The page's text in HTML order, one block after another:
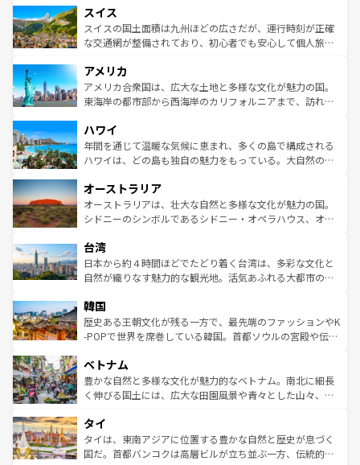
れる地方に足を運ぶとそれぞれで全く異なる文化を体験で
きるだろう。 なお、新着のフランス情報はコンテンツ一覧
を参照してほしい。
は、お酒好きな人にはぜひ体験してほしい。 なお、新着の
ドイツ情報はコンテンツ一覧を参照してほしい。
リアごとに異なる魅力がある。また、優雅なアフタヌーン
ティー、ビール好きにはたまらない英国パブ、サッカー観
戦など、本場だからこそできる体験も豊富。イギリスを旅
ンツ一覧を参照してほしい。
スイス
スイスの国土面積は九州ほどの広さだが、運行時刻が正確
な交通網が整備されており、初心者でも安心して個人旅行
の建物がそのまま残る町や、スイスならではのユニークな
博物館もあり、アルプス観光だけでなく町歩きも満喫する
ことができる。国民の所得が高いため物価も高いが、旅行
ば市内交通費無料で観光を楽しむこともできる。 なお、新
着のスイス情報はコンテンツ一覧 を参照してほしい。
アメリカ
アメリカ合衆国は、広大な土地と多様な文化が魅力の国。
東海岸の都市部から西海岸のカリフォルニアまで、訪れる
のような巨大都市は、観光、ショッピング、エンターテイ
ンメントが詰まった刺激的なスポットだ。一方、アメリカ
西部には大自然が広がり、グランドキャニオンやイエロー
部のニューオーリンズでは、音楽と美食が融合した独特の
文化が魅力。旅行者はアメリカの各地域で異なる魅力を楽
しみながら、その多様性と豊かな歴史を感じることができ
ならではの贅沢な旅のスタイルだ。 なお、新着のアメリカ
情報はコンテンツ一覧を参照してほしい。
ハワイ
年間を通じて温暖な気候に恵まれ、多くの島で構成される
ハワイは、どの島も独自の魅力をもっている。大自然の神
ワイ島は見逃せない。また、定番の観光地といえばオアフ
島だが、静かな自然を求めるならマウイ島やカウアイ島が
おすすめ。エメラルドグリーンに輝く海をはじめ、豊かな
れるおもてなしの心で訪れる人々を迎えてくれるハワイの
人々、おいしいローカルフードやハワイアンミュージッ
ク、伝統的なフラダンスなど、すべてがハワイの魅力を彩
ワイを、存分に味わってほしい。 なお、新着のハワイ情報
はコンテンツ一覧を参照してほしい。
オーストラリア
オーストラリアは、壮大な自然と多様な文化が魅力の国。
シドニーのシンボルであるシドニー・オペラハウス、オー
リアリーフや大陸中央部にそびえるウルル（エアーズロッ
ク）、タスマニアの美しい原生林やケアンズの熱帯雨林な
ど、見どころがたくさん。また、カフェやワイン、オージ
いる。アクティビティも充実しており、サーフィンやダイ
ビング、ハイキングなど、アウトドア好きにはたまらな
い。オーストラリアの多彩な魅力を存分に味わいつくそ
参照してほしい。
台湾
日本から約４時間ほどでたどり着く台湾は、多彩な文化と
自然が織りなす魅力的な観光地。活気あふれる大都市の台
ン）、静ひつな山岳地帯である台湾東部など、都市の喧騒
と山間の静けさが共存しており、訪れる人に新しい発見と
驚きをもたらしてくれる。また、奥深い台湾の食文化も魅
容にもいいと評判のスイーツなど、バラエティ豊かな料理
が味わえる。 なお、新着の台湾情報は コンテンツ一覧を参
照してほしい。
韓国
歴史ある王朝文化が残る一方で、最先端のファッションやK
-POPで世界を席巻している韓国。首都ソウルの宮殿や伝統
き、地方に足を延ばせば四季折々の自然美を楽しむことが
できる。そして、キムチや焼肉、絶品のストリートフード
まで、さまざまな韓国料理が待っている。夜には、韓国な
リティに包まれながら、韓国の多彩な魅力を心ゆくまで味
わってみてほしい。 なお、新着の韓国情報はコンテンツ一
覧を参照してほしい。
ベトナム
豊かな自然と多様な文化が魅力的なベトナム。南北に細長
く伸びる国土には、広大な田園風景や青々とした山々、世
急速な発展と共に伝統が息づく。ハノイの古い町並みやホ
ーチミン市のフランス統治時代の建物も、独特の雰囲気を
醸し出している。また、バラエティの豊かさとおいしさで
タイ
タイは、東南アジアに位置する豊かな自然と歴史が息づく
国だ。首都バンコクは高層ビルが立ち並ぶ一方、伝統的な